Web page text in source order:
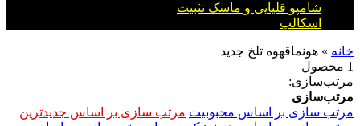
شامپو قلیایی و ماسک تثبیت
اسکالپ
خانه » هونماقهوه تلخ جدید
1 محصول
مرتب‌سازی:
مرتب‌سازی
مرتب سازی بر اساس محبوبیت مرتب سازی بر اساس جدیدترین